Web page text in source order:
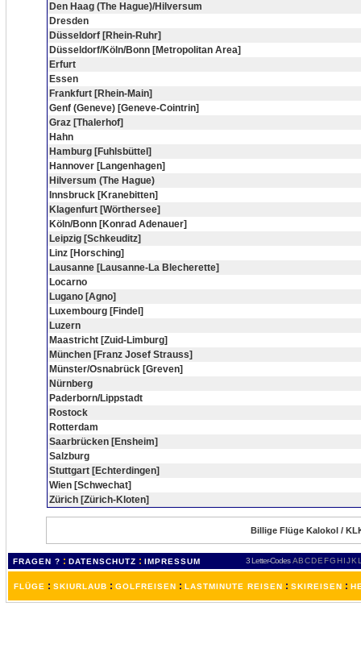
Den Haag (The Hague)/Hilversum
Dresden
Düsseldorf [Rhein-Ruhr]
Düsseldorf/Köln/Bonn [Metropolitan Area]
Erfurt
Essen
Frankfurt [Rhein-Main]
Genf (Geneve) [Geneve-Cointrin]
Graz [Thalerhof]
Hahn
Hamburg [Fuhlsbüttel]
Hannover [Langenhagen]
Hilversum (The Hague)
Innsbruck [Kranebitten]
Klagenfurt [Wörthersee]
Köln/Bonn [Konrad Adenauer]
Leipzig [Schkeuditz]
Linz [Horsching]
Lausanne [Lausanne-La Blecherette]
Locarno
Lugano [Agno]
Luxembourg [Findel]
Luzern
Maastricht [Zuid-Limburg]
München [Franz Josef Strauss]
Münster/Osnabrück [Greven]
Nürnberg
Paderborn/Lippstadt
Rostock
Rotterdam
Saarbrücken [Ensheim]
Salzburg
Stuttgart [Echterdingen]
Wien [Schwechat]
Zürich [Zürich-Kloten]
Billige Flüge Kalokol /
FRAGEN ? : DATENSCHUTZ : IMPRESSUM 3 Letter-Codes ABCDEFGH IJKL
FLÜGE : SKIURLAUB : GOLFREISEN : LASTMINUTE REISEN : SKIREISEN :